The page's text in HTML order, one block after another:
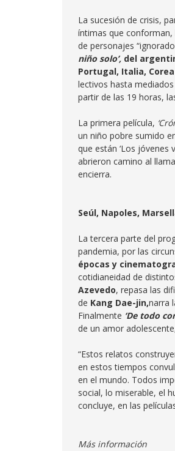
La sucesión de crisis,
íntimas que conforman,
de personajes
niño solo’, del
Portugal, Italia,
lectivos hasta
partir de las 19 horas,
La primera película,
un niño pobre sumido
que están ‘Los jóvenes
abrieron camino al
encierra.
Seúl, Napoles,
La tercera parte del
pandemia, por las
épocas y
cotidianeidad de
Azevedo, repasa las
de Kang Dae-jin,narra
Finalmente ‘De todo
de un amor
“Estos relatos
en estos tiempos
en el mundo. Todos
social, lo miserable, el
concluye, en las
Más información